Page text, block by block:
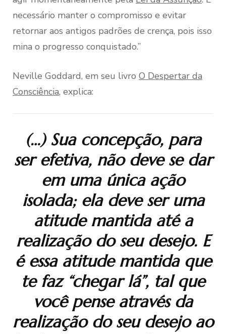
necessário manter o compromisso e evitar
retornar aos antigos padrões de crença, pois isso
mina o progresso conquistado.”
Neville Goddard, em seu livro O Despertar da
Consciência, explica:
(…) Sua concepção, para
ser efetiva, não deve se dar
em uma única ação
isolada; ela deve ser uma
atitude mantida até a
realização do seu desejo. E
é essa atitude mantida que
te faz “chegar lá”, tal que
você pense através da
realização do seu desejo ao